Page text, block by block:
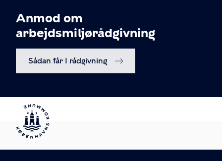
Anmod om
arbejdsmiljørådgivning
Sådan får I rådgivning